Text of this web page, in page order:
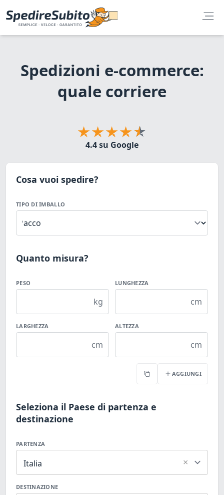
Spedizioni e-commerce:
quale corriere
4.4 su Google
Cosa vuoi spedire?
TIPO DI IMBALLO
Quanto misura?
PESO
kg
LUNGHEZZA
cm
LARGHEZZA
cm
ALTEZZA
cm
Copia AGGIUNGI
Seleziona il Paese di partenza e
destinazione
PARTENZA
Italia ×
DESTINAZIONE